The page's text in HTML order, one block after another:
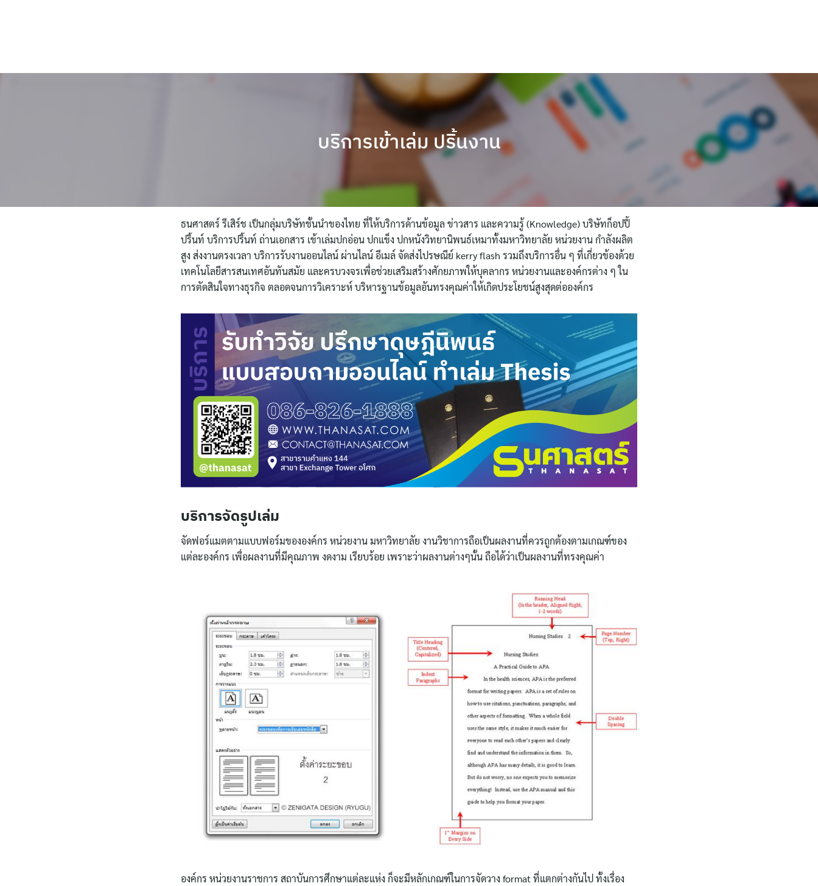
บริการเข้าเล่ม ปริ้นงาน
ธนศาสตร์ รีเสิร์ช เป็นกลุ่มบริษัทชั้นนำของไทย ที่ให้บริการด้านข้อมูล ข่าวสาร และความรู้ (Knowledge) บริษัทก็อปปี้
ปริ้นท์ บริการปริ้นท์ ถ่านเอกสาร เข้าเล่มปกอ่อน ปกแข็ง ปกหนังวิทยานิพนธ์เหมาทั้งมหาวิทยาลัย หน่วยงาน กำลังผลิต
สูง ส่งงานตรงเวลา บริการรับงานออนไลน์ ผ่านไลน์ อีเมล์ จัดส่งไปรษณีย์ kerry flash รวมถึงบริการอื่น ๆ ที่เกี่ยวข้องด้วย
เทคโนโลยีสารสนเทศอันทันสมัย และครบวงจรเพื่อช่วยเสริมสร้างศักยภาพให้บุคลากร หน่วยงานและองค์กรต่าง ๆ ใน
การตัดสินใจทางธุรกิจ ตลอดจนการวิเคราะห์ บริหารฐานข้อมูลอันทรงคุณค่าให้เกิดประโยชน์สูงสุดต่อองค์กร
บริการจัดรูปเล่ม
จัดฟอร์แมตตามแบบฟอร์มขององค์กร หน่วยงาน มหาวิทยาลัย งานวิชาการถือเป็นผลงานที่ควรถูกต้องตามเกณฑ์ของ
แต่ละองค์กร เพื่อผลงานที่มีคุณภาพ งดงาม เรียบร้อย เพราะว่าผลงานต่างๆนั้น ถือได้ว่าเป็นผลงานที่ทรงคุณค่า
องค์กร หน่วยงานราชการ สถาบันการศึกษาแต่ละแห่ง ก็จะมีหลักเกณฑ์ในการจัดวาง format ที่แตกต่างกันไป ทั้งเรื่อง